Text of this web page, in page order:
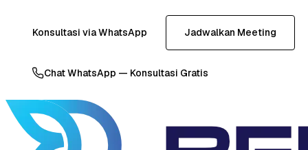
Konsultasi via WhatsApp Jadwalkan Meeting
Chat WhatsApp — Konsultasi Gratis